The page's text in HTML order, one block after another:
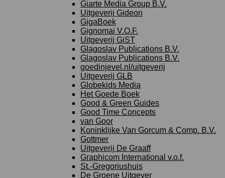
Giarte Media Group B.V.
Uitgeverij Gideon
GigaBoek
Gignomai V.O.F.
Uitgeverij GiST
Glagoslav Publications B.V.
Glagoslav Publications B.V.
goedinjevel.nl/uitgeverij
Uitgeverij GLB
Globekids Media
Het Goede Boek
Good & Green Guides
Good Time Concepts
van Goor
Koninklijke Van Gorcum & Comp. B.V.
Gottmer
Uitgeverij De Graaff
Graphicom International v.o.f.
St.-Gregoriushuis
De Groene Uitgever